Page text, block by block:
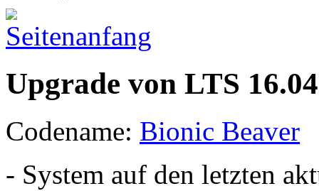
Upgrade von LTS
Codename: Bionic Beaver
- System auf den letzten